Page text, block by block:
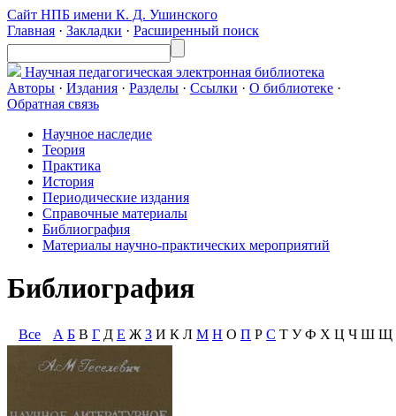
Сайт НПБ имени К. Д. Ушинского
Главная · Закладки · Расширенный поиск
Научная педагогическая электронная библиотека
Авторы · Издания · Разделы · Ссылки · О библиотеке ·
Обратная связь
Научное наследие
Теория
Практика
История
Периодические издания
Справочные материалы
Библиография
Материалы научно-практических мероприятий
Библиография
Все А Б В Г Д Е Ж З И К Л М Н О П Р С Т У Ф Х Ц Ч Ш Щ